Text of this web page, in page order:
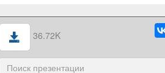
36.72K